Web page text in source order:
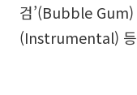
검’(Bubble Gum)
(Instrumental) 등